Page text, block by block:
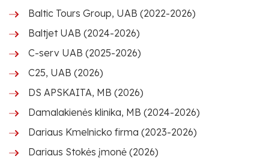
Baltic Tours Group, UAB (2022-2026)
Baltjet UAB (2024-2026)
C-serv UAB (2025-2026)
C25, UAB (2026)
DS APSKAITA, MB (2026)
Damalakienės klinika, MB (2024-2026)
Dariaus Kmelnicko firma (2023-2026)
Dariaus Stokės įmonė (2026)